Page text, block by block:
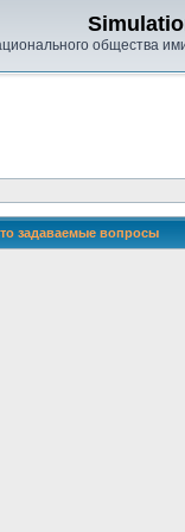
общества
задаваемые вопросы